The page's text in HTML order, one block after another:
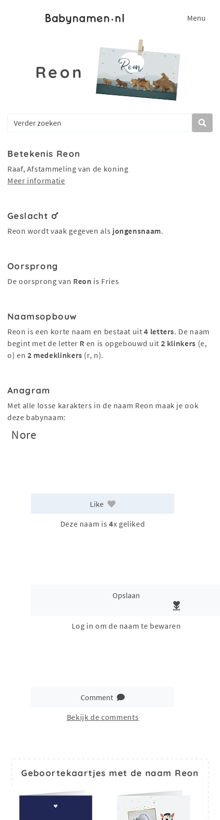
Menu
Reon
Betekenis Reon
Raaf, Afstammeling van de koning
Meer informatie
Geslacht
Reon wordt vaak gegeven als jongensnaam.
Oorsprong
De oorsprong van Reon is Fries
Naamsopbouw
Reon is een korte naam en bestaat uit4 letters. De naam
begint met de letter R en is opgebouwd uit 2 klinkers (e,
o) en 2 medeklinkers (r, n).
Anagram
Met alle losse karakters in de naam Reon maak je ook
deze babynaam:
Nore
Like
Deze naam is 4x geliked
Opslaan
Log in om de naam te bewaren
Comment
Bekijk de comments
Geboortekaartjes met de naam Reon